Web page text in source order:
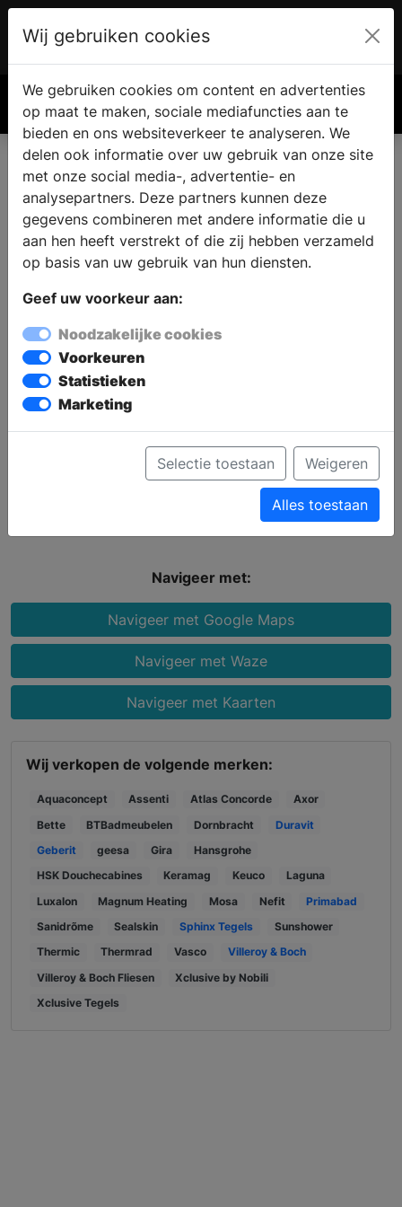
€ 0.00
Sanidrôme IJsselmuiden
In de showroom van Sanidrõme IJsselmuiden in
Grootebroek worden complete badkameropstellingen
gepresenteerd met producten van verschillende A-
onder één dak, van levering, advies, ontwerp tot en met
de installatie, waardoor de klant één aanspreekpunt
heeft en de kwaliteit van het geleverde werk
gewaarborgd is. Sanidrõme IJsselmuiden realiseert de
betere badkamer van A t/m Z: van ontwerp t/m de
oplevering.
Sanidrôme IJsselmuiden
Navigeer met:
Navigeer met Google Maps
Navigeer met Waze
Navigeer met Kaarten
Wij verkopen de volgende merken:
Aquaconcept Assenti Atlas Concorde
Axor
Bette
BTBadmeubelen Dornbracht
Duravit
Geberit
geesa Gira
Hansgrohe
HSK Douchecabines
Keramag Keuco
Laguna
Luxalon
Magnum Heating Mosa Nefit
Primabad
Sanidrõme
Sealskin Sphinx Tegels
Sunshower
Thermic
Thermrad Vasco
Villeroy & Boch
Villeroy & Boch Fliesen
Xclusive by Nobili
Xclusive Tegels
Wij gebruiken cookies
We gebruiken cookies om content en advertenties
op maat te maken, sociale mediafuncties aan te
bieden en ons websiteverkeer te analyseren. We
delen ook informatie over uw gebruik van onze site
met onze social media-, advertentie- en
analysepartners. Deze partners kunnen deze
gegevens combineren met andere informatie die u
aan hen heeft verstrekt of die zij hebben verzameld
op basis van uw gebruik van hun diensten.
Geef uw voorkeur aan:
Noodzakelijke cookies
Voorkeuren
Statistieken
Marketing
Selectie toestaan Weigeren
Alles toestaan